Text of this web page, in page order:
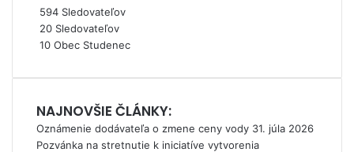
ú
c
i
p
m
o
c
594 Sledovateľov
20 Sledovateľov
10 Obec Studenec
NAJNOVŠIE ČLÁNKY:
Oznámenie dodávateľa o zmene ceny vody 31. júla 2026
Pozvánka na stretnutie k iniciatíve vytvorenia